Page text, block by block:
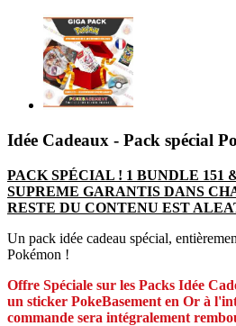
Idée Cadeaux - Pack spécial
PACK SPÉCIAL ! 1 BUNDLE 151
SUPREME GARANTIS DANS
RESTE DU CONTENU EST
Un pack idée cadeau spécial,
Pokémon !
Offre Spéciale sur les Packs Idée
un sticker PokeBasement en Or à
commande sera intégralement